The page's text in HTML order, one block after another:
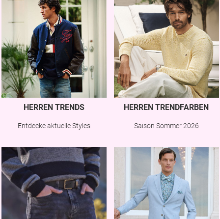
HERREN TRENDS
Entdecke aktuelle Styles
HERREN TRENDFARBEN
Saison Sommer 2026